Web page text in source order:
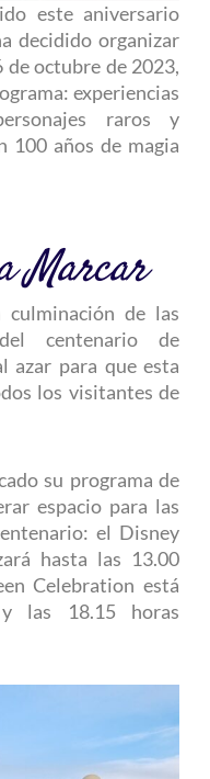
este aniversario
decidido organizar
de octubre de 2023,
experiencias
raros y
100 años de magia
Marcar
de las
centenario de
azar para que esta
los visitantes de
su programa de
espacio para las
el Disney
hasta las 13.00
Celebration está
las 18.15 horas